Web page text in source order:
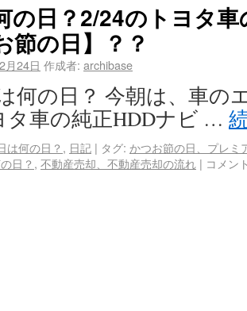
の日？2/24のトヨタ
節の日】？？
月24日 作成者: archibase
何の日？ 今朝は、車の
タ車の純正HDDナビ …
は何の日？ , 日記 | タグ: かつお節の日、プレミ
日？ , 不動産売却、不動産売却の流れ | コメン